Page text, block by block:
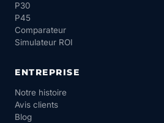
P30
P45
Comparateur
Simulateur ROI
ENTREPRISE
Notre histoire
Avis clients
Blog